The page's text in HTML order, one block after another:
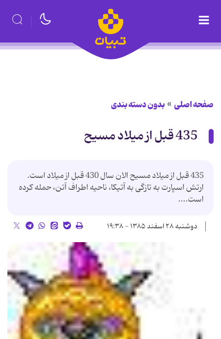
صفحه اصلی بدون دسته بندی
435 قبل از میلاد مسیح
435 قبل از میلاد مسیح الان سال 430 قبل از میلاد است.
ارتش اسپارت به تازگی به آتیکا، ناحیه اطراف آتن، حمله کرده
است....
دوشنبه ۲۸ اسفند ۱۳۸۵ - ۱۹:۳۸